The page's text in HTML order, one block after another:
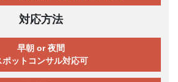
対応方法
早朝 or 夜間
ポットコンサル対応可